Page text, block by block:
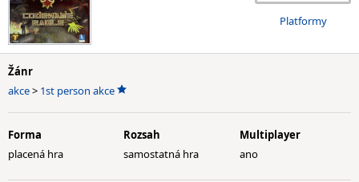
Platformy
Žánr
akce> 1st person akce
Forma
placená hra
Rozsah
samostatná hra
Multiplayer
ano